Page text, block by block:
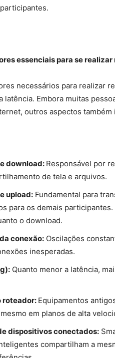
essenciais para se realizar
necessários para realizar
latência. Embora muitas
outros aspectos
download: Responsável por
de tela e arquivos.
upload: Fundamental para
para os demais
o download.
conexão: Oscilações
inesperadas.
Quanto menor a latência,
roteador: Equipamentos
em planos de alta
dispositivos conectados:
compartilham a